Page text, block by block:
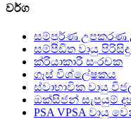
වර්ග
සම්පූර්ණ උපකරණ
සම්පීඩිත වායු
ක්රියාකාරී සංරචක
ගෑස් විශ්ලේෂකය
ස්වාභාවික වායු
ඔක්සිජන් සැපයුම්
PSA VPSA වායු